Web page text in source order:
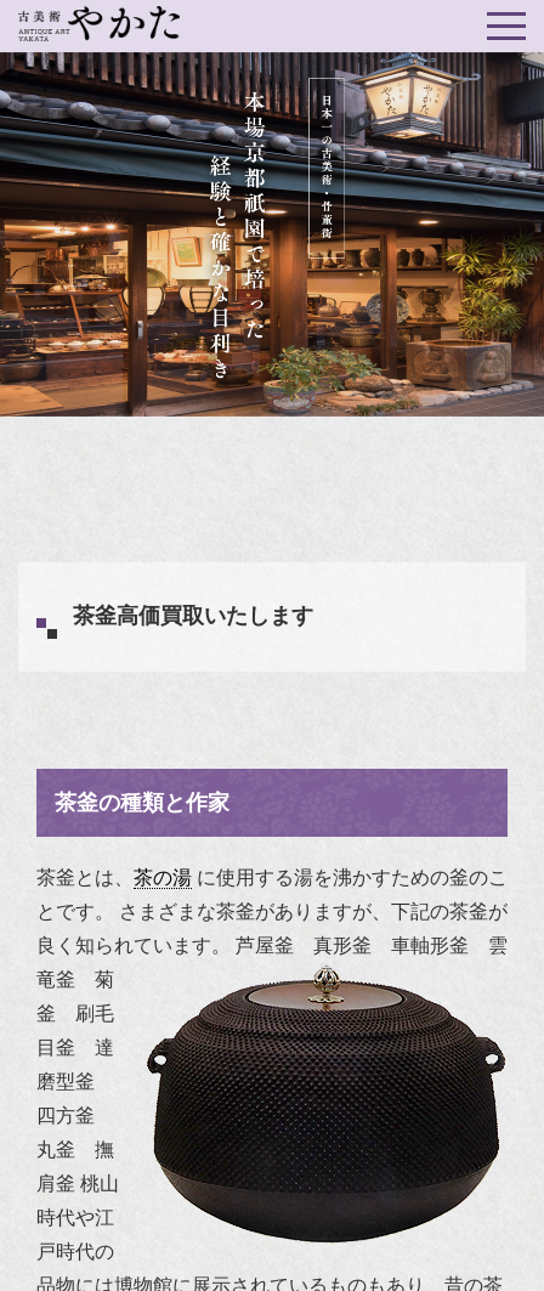
茶釜高価買取いたします
茶釜の種類と作家
茶釜とは、 茶の湯 に使用する湯を沸かすための釜のこ
とです。
さまざまな茶釜がありますが、下記の茶釜が
良く知られています。
芦屋釜 真形釜 車軸形釜 雲
竜釜 菊
釜 刷毛
目釜 達
磨型釜
四方釜
丸釜 撫
肩釜 桃山
時代や江
戸時代の
品物には博物館に展示されているものもあり、昔の茶